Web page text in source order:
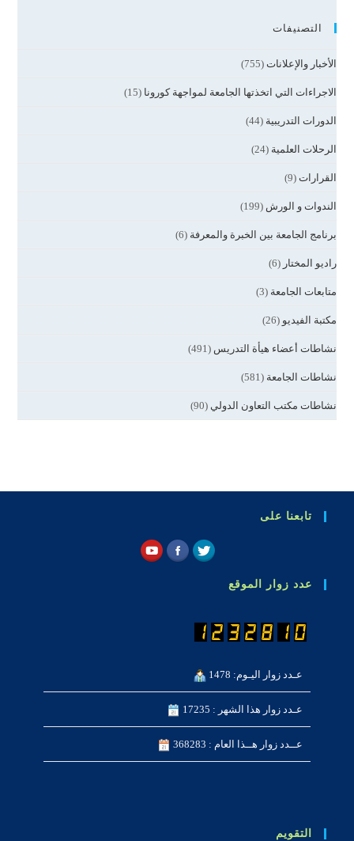
التصنيفات
الأخبار والإعلانات (755)
الاجراءات التي اتخذتها الجامعة لمواجهة كورونا (15)
الدورات التدريبية (44)
الرحلات العلمية (24)
القرارات (9)
الندوات و الورش (199)
برنامج الجامعة بين الخبرة والمعرفة (6)
راديو المختار (6)
متابعات الجامعة (3)
مكتبة الفيديو (26)
نشاطات أعضاء هيأة التدريس (491)
نشاطات الجامعة (581)
نشاطات مكتب التعاون الدولي (90)
تابعنا على
عدد زوار الموقع
عـدد زوار اليـوم: 1478
عـدد زوار هذا الشهر : 17235
عــدد زوار هــذا العام : 368283
التقويم